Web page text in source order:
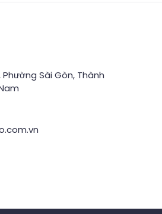
Phường Sài Gòn, Thành